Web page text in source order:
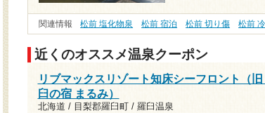
関連情報 松前 塩化物泉 松前 宿泊 松前 切り傷 松前
近くのオススメ温泉クーポン
リブマックスリゾート知床シーフロント（旧
臼の宿 まるみ）
北海道 / 目梨郡羅臼町 / 羅臼温泉